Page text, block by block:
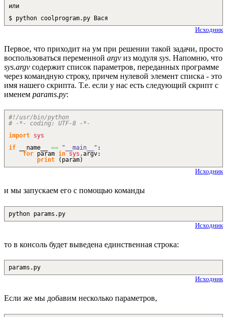
или
$ python coolprogram.py Вася
Исходник
Первое, что приходит на ум при решении такой задачи, просто
воспользоваться переменной argv из модуля sys. Напомню, что
sys.argv содержит список параметров, переданных программе
через командную строку, причем нулевой элемент списка - это
имя нашего скрипта. Т.е. если у нас есть следующий скрипт с
именем params.py:
#!/usr/bin/python
# -*- coding: UTF-8 -*-
import sys
if __name__ == "__main__" :
for param in sys .argv:
print
( param)
Исходник
и мы запускаем его с помощью команды
python params.py
Исходник
то в консоль будет выведена единственная строка:
params.py
Исходник
Если же мы добавим несколько параметров,